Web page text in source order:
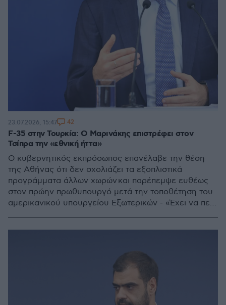
F-35 στην Τουρκία: Ο Μαρινάκης επιστρέφει στον
Τσίπρα την «εθνική ήττα»
Ο κυβερνητικός εκπρόσωπος επανέλαβε την θέση
της Αθήνας ότι δεν σχολιάζει τα εξοπλιστικά
προγράμματα άλλων χωρών και παρέπεμψε ευθέως
στον πρώην πρωθυπουργό μετά την τοποθέτηση του
αμερικανικού υπουργείου Εξωτερικών - «Έχει να πει
23.07.2026, 15:47 42